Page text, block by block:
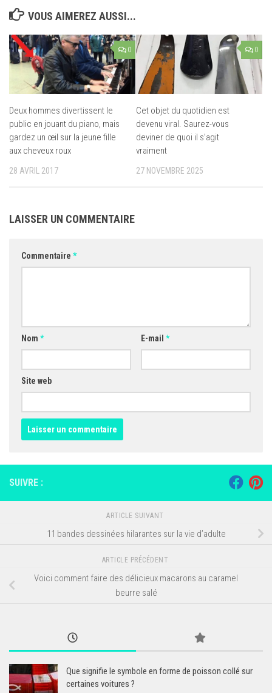
VOUS AIMEREZ AUSSI...
0
Deux hommes divertissent le
public en jouant du piano, mais
gardez un œil sur la jeune fille
aux cheveux roux
28 AVRIL 2017
0
Cet objet du quotidien est
devenu viral. Saurez-vous
deviner de quoi il s’agit
vraiment
27 NOVEMBRE 2025
LAISSER UN COMMENTAIRE
Commentaire *
Nom * E-mail *
Site web
SUIVRE :
ARTICLE SUIVANT
11 bandes dessinées hilarantes sur la vie d’adulte
ARTICLE PRÉCÉDENT
Voici comment faire des délicieux macarons au caramel
beurre salé
Que signifie le symbole en forme de poisson collé sur
certaines voitures ?